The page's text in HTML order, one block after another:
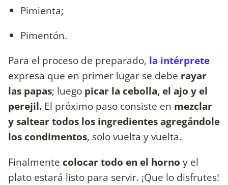
Pimienta;
Pimentón.
Para el proceso de preparado, la intérprete
expresa que en primer lugar se debe rayar
las papas; luego picar la cebolla, el ajo y el
perejil. El próximo paso consiste en mezclar
y saltear todos los ingredientes agregándole
los condimentos, solo vuelta y vuelta.
Finalmente colocar todo en el horno y el
plato estará listo para servir. ¡Que lo disfrutes!